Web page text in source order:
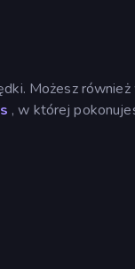
Możesz
, w której